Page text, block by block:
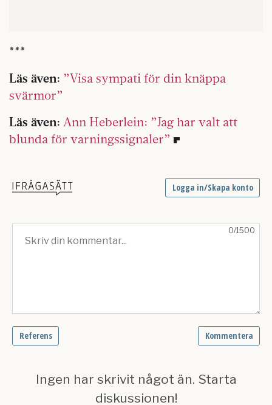
***
Läs även: ”Visa sympati för din knäppa
svärmor”
Läs även: Ann Heberlein: ”Jag har valt att
blunda för varningssignaler”